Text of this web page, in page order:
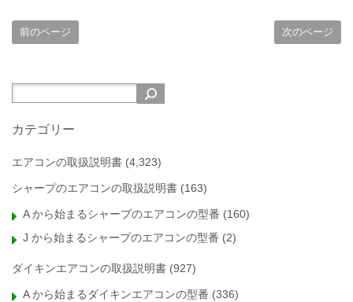
前のページ 次のページ
カテゴリー
エアコンの取扱説明書 (4,323)
シャープのエアコンの取扱説明書 (163)
A から始まるシャープのエアコンの型番 (160)
J から始まるシャープのエアコンの型番 (2)
ダイキンエアコンの取扱説明書 (927)
A から始まるダイキンエアコンの型番 (336)